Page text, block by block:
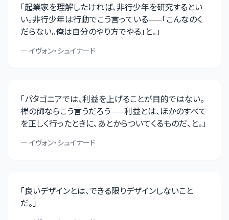
「起業家を理解したければ、非行少年を研究するとい
い。非行少年は行動でこう言っている——「こんなのく
だらない。俺は自分のやり方でやる」と。」
— イヴォン・シュイナード
「パタゴニアでは、利益を上げることが目的ではない。
禅の師ならこう言うだろう——利益とは、ほかのすべて
を正しく行ったときに、あとからついてくるものだ、と。」
— イヴォン・シュイナード
「良いデザインとは、できる限りデザインしないこと
だ。」